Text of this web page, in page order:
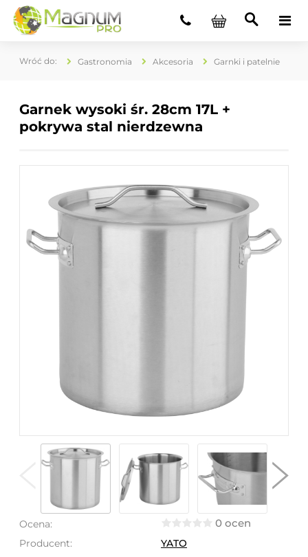
Gastronomia Akcesoria Garnki i patelnie
Garnek wysoki śr. 28cm 17L +
pokrywa stal nierdzewna
Ocena: 0 ocen
Producent:
YATO